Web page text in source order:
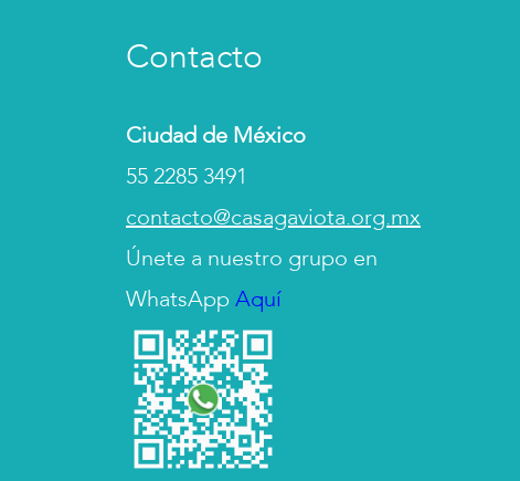
Contacto
Ciudad de México
55 2285 3491
contacto@casagaviota.org.mx
Únete a nuestro grupo en
WhatsApp Aquí